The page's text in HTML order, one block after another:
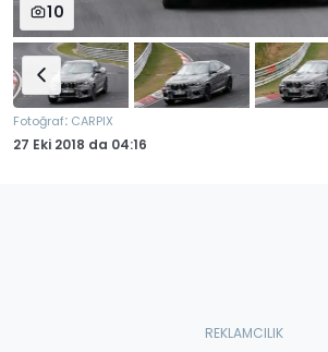
10
Fotoğraf: CARPIX
27 Eki 2018 da 04:16